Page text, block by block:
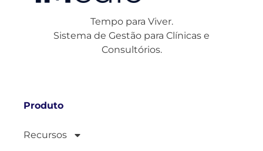
Tempo para Viver.
Sistema de Gestão para Clínicas e
Consultórios.
Produto
Recursos